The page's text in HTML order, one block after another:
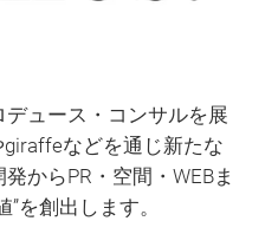
ュース・コンサルを展
giraffeなどを通じ新たな
からPR・空間・WEBま
を創出します。